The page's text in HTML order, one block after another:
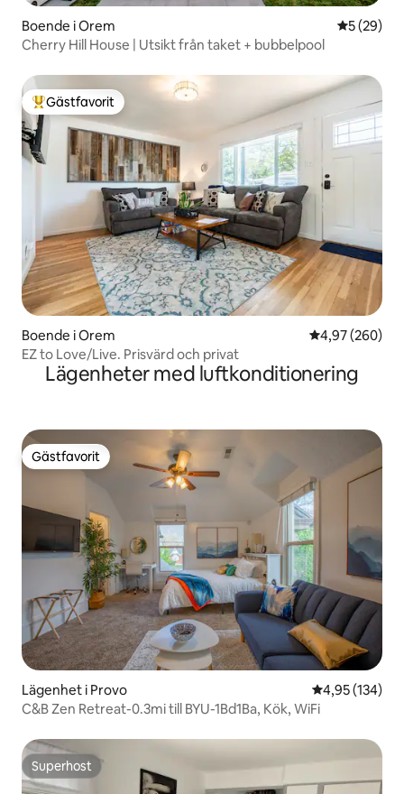
Boende i Orem 5 av 5 i
5 (29)
Cherry Hill House | Utsikt från taket + bubbelpool
Populär gästfavorit
Gästfavorit
Boende i Orem 4,97 av 5 i
4,97 (260)
EZ to Love/Live. Prisvärd och privat
Lägenheter med luftkonditionering
Gästfavorit
Gästfavorit
Lägenhet i Provo 4,95 av 5 i
4,95 (134)
C&B Zen Retreat-0.3mi till BYU-1Bd1Ba, Kök, WiFi
Superhost
Superhost